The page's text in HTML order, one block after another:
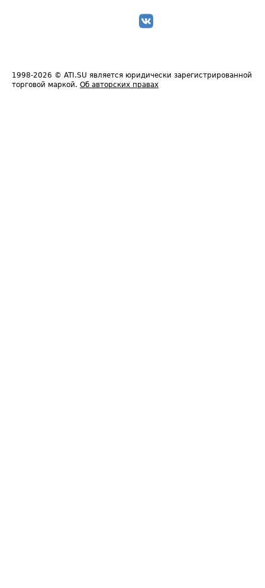
1998-2026 © ATI.SU является юридически зарегистрированной
торговой маркой. Об авторских правах